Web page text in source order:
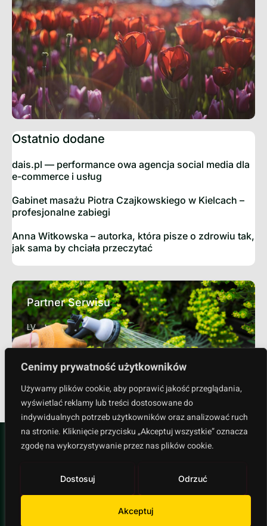
Cenimy prywatność użytkowników
Używamy plików cookie, aby poprawić jakość przeglądania,
wyświetlać reklamy lub treści dostosowane do
indywidualnych potrzeb użytkowników oraz analizować ruch
na stronie. Kliknięcie przycisku „Akceptuj wszystkie” oznacza
zgodę na wykorzystywanie przez nas plików cookie.
Dostosuj Odrzuć
Akceptuj
Ostatnio dodane
dais.pl — performance owa agencja social media dla
e-commerce i usług
Gabinet masażu Piotra Czajkowskiego w Kielcach –
profesjonalne zabiegi
Anna Witkowska – autorka, która pisze o zdrowiu tak,
jak sama by chciała przeczytać
Partner Serwisu
LV
Sprawdź
Polityka prywatności
Copyright © 2024 All rights reserved.